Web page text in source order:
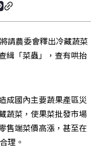
請農委會釋出冷藏蔬菜
緝「菜蟲」，查有哄抬
成國內主要蔬果產區災
蔬菜，使果菜批發市場
售端菜價高漲，甚至在
理。